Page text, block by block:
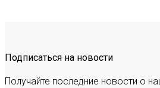
Подписаться на новости
Получайте последние новости о